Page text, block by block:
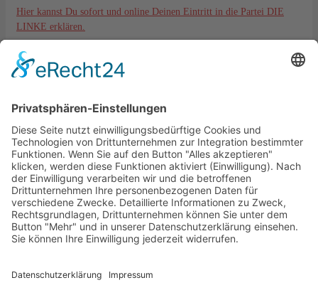
Hier kannst Du sofort und online Deinen Eintritt in die Partei DIE
LINKE erklären.
Kontakt
Langgasse 6
35576 Wetzlar
kreisverband@die-linke-ldk.de
Gesetzliches
Impressum
Datenschutz
Cookie-Einstellungen
DIE LINKE. KV Lahn-Dill